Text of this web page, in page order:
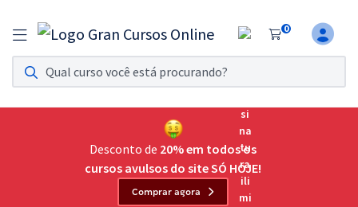
0
Assinatura Ilimitada 11
Acesso a todos os cursos. Teste grátis por 7 dias!
Assinatura OAB Até Passar
Acesso ilimitado a toda preparação para o Exame da
Residências Multiprofissionais
Desconto de 20% em todos os
cursos avulsos do site SÓ HOJE!
Comprar agora